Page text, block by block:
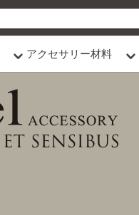
アクセサリー材料